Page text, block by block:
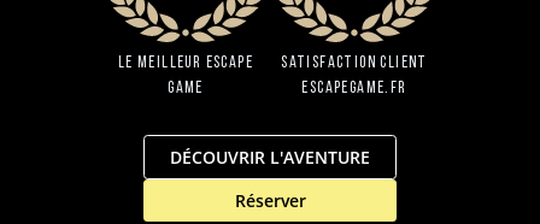
Le Meilleur Escape
Game
Satisfaction client
EscapeGame.fr
DÉCOUVRIR L'AVENTURE
Réserver